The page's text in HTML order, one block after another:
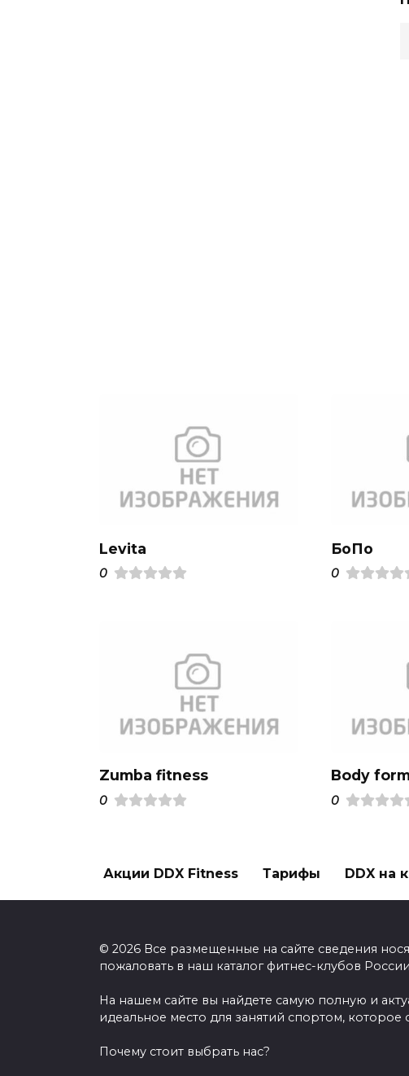
Levita
0
БоПо
0
Zumba fitness
0
Body
0
Акции DDX Fitness Тарифы DDX на
© 2026 Все размещенные на сайте сведения
пожаловать в наш каталог фитнес-клубов
На нашем сайте вы найдете самую полную и
идеальное место для занятий спортом,
Почему стоит выбрать нас?